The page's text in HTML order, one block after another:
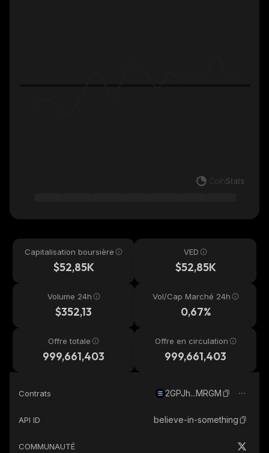
Capitalisation boursière
$52,85K
VED
$52,85K
Volume 24h
$352,13
Vol/Cap Marché 24h
0,67%
Offre totale
999,661,403
Offre en circulation
999,661,403
Contrats 2GPJh...MRGM
API ID believe-in-something
COMMUNAUTÉ